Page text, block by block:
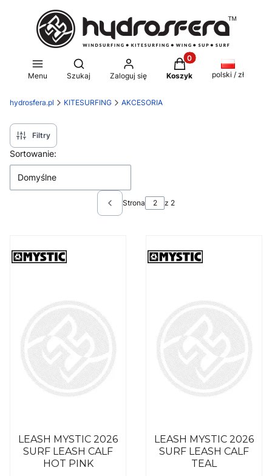
Menu
Otwórz wyszukiwarkę
Szukaj Zaloguj się
Produkty w koszyku:
Koszyk polski / zł
hydrosfera.pl KITESURFING AKCESORIA
Filtry
Lista produktów
Sortowanie:
Domyślne
Poprzednie produkty
Strona z 2
LEASH MYSTIC 2026
SURF LEASH CALF
HOT PINK
LEASH MYSTIC 2026
SURF LEASH CALF
TEAL